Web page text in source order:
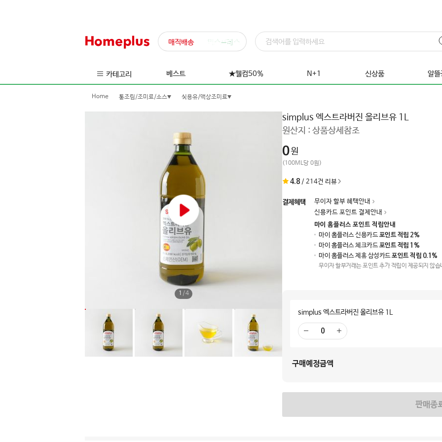
매직배송 익스프레스
카테고리 베스트 ★웰컴50% N+1 신상품 알뜰
Home 통조림/조미료/소스 식용유/액상조미료
동
영
상
생
1 /4
simplus 엑스트라버진 올리브유 1L
원산지 : 상품상세참조
0원
(100ML당 0원)
4.8 / 214건 리뷰
결제혜택
무이자 할부 혜택안내
신용카드 포인트 결제안내
마이 홈플러스 포인트 적립안내
마이 홈플러스 신용카드포인트 적립 2%
마이 홈플러스 체크카드포인트 적립 1%
마이 홈플러스 제휴 삼성카드포인트 적립 0.1%
무이자 할부거래는 포인트 추가 적립이 제공되지 않습
simplus 엑스트라버진 올리브유 1L
기
더
하
구매예정금액
판매종